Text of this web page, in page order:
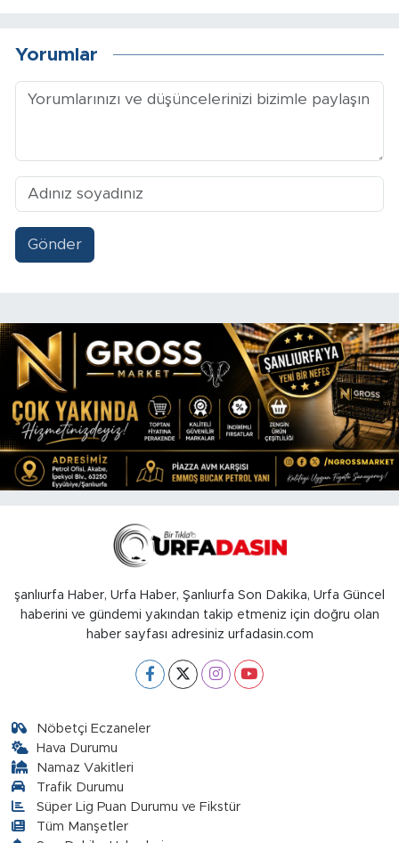
Yorumlar
Gönder
şanlıurfa Haber, Urfa Haber, Şanlıurfa Son Dakika, Urfa Güncel
haberini ve gündemi yakından takip etmeniz için doğru olan
haber sayfası adresiniz urfadasin.com
Nöbetçi Eczaneler
Hava Durumu
Namaz Vakitleri
Trafik Durumu
Süper Lig Puan Durumu ve Fikstür
Tüm Manşetler